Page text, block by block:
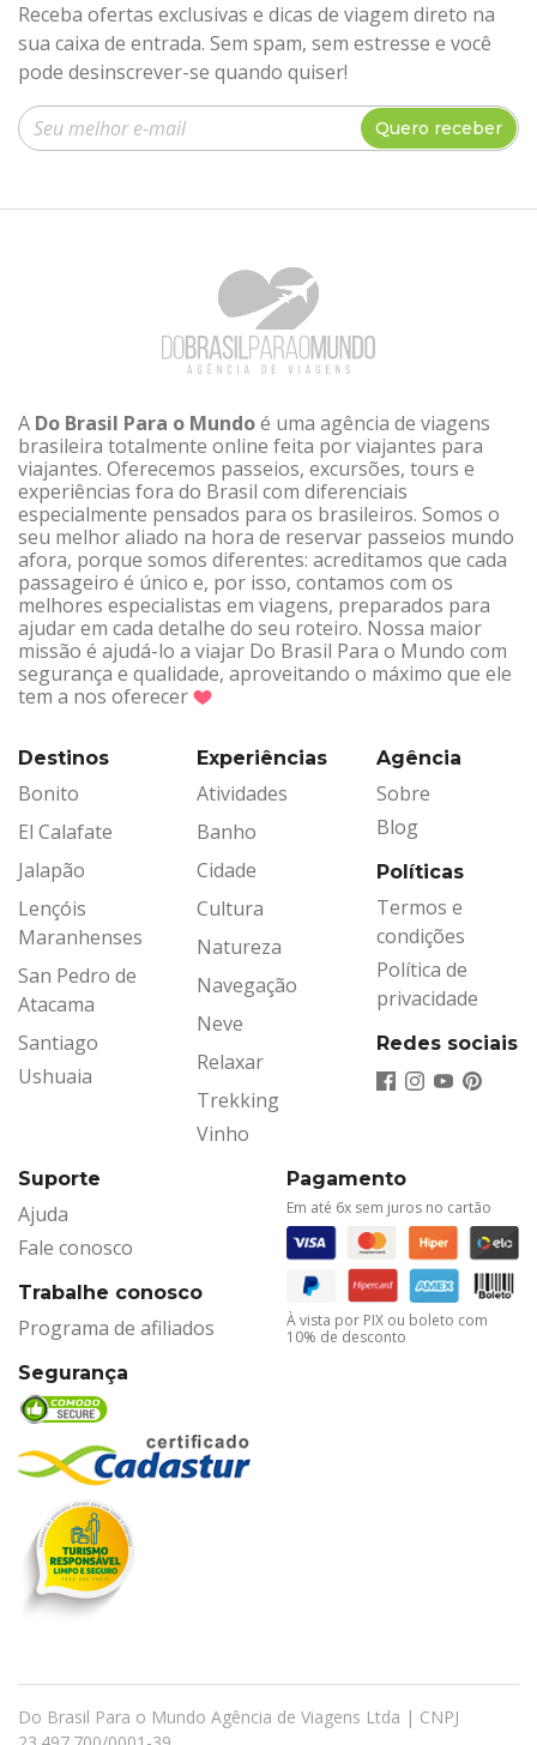
Receba ofertas exclusivas e dicas de viagem direto na
sua caixa de entrada. Sem spam, sem estresse e você
pode desinscrever-se quando quiser!
Insira seu e-mail
Quero receber
A Do Brasil Para o Mundoé uma agência de viagens
brasileira totalmente online feita por viajantes para
viajantes. Oferecemos passeios, excursões, tours e
experiências fora do Brasil com diferenciais
especialmente pensados para os brasileiros. Somos o
seu melhor aliado na hora de reservar passeios mundo
afora, porque somos diferentes: acreditamos que cada
passageiro é único e, por isso, contamos com os
melhores especialistas em viagens, preparados para
ajudar em cada detalhe do seu roteiro. Nossa maior
missão é ajudá-lo a viajar Do Brasil Para o Mundo com
segurança e qualidade, aproveitando o máximo que ele
tem a nos oferecer
Destinos
Bonito
El Calafate
Jalapão
Lençóis
Maranhenses
San Pedro de
Atacama
Santiago
Ushuaia
Experiências
Atividades
Banho
Cidade
Cultura
Natureza
Navegação
Neve
Relaxar
Trekking
Vinho
Agência
Sobre
Blog
Políticas
Termos e
condições
Política de
privacidade
Redes sociais
Suporte
Ajuda
Fale conosco
Trabalhe conosco
Programa de afiliados
Segurança
Pagamento
Em até 6x sem juros no cartão
À vista por PIX ou boleto com
10% de desconto
Do Brasil Para o Mundo Agência de Viagens Ltda | CNPJ